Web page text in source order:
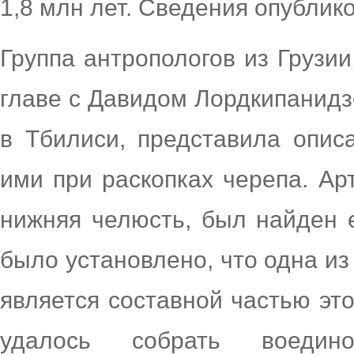
1,8 млн лет. Сведения
Группа антропологов из
главе с Давидом
в Тбилиси, представила
ими при раскопках черепа.
нижняя челюсть, был найден
было установлено, что одна
является составной частью
удалось собрать